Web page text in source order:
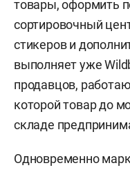
товары, оформить
сортировочный
стикеров и
выполняет уже
продавцов,
которой товар до
складе
Одновременно